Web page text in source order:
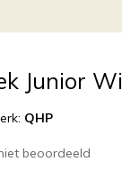
Junior
QHP
beoordeeld